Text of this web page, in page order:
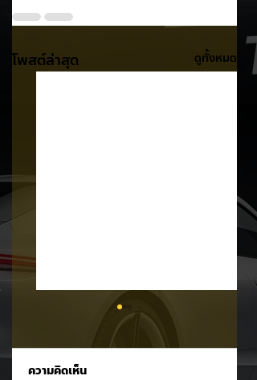
โพสต์ล่าสุด ดูทั้งหมด
ความคิดเห็น